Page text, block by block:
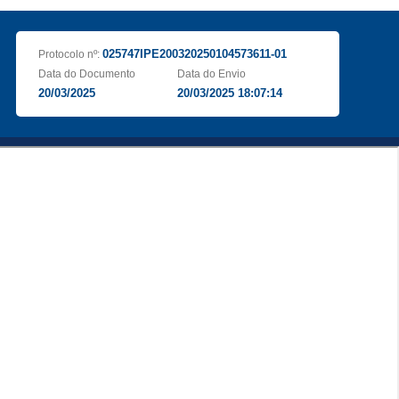
Protocolo nº: 025747IPE200320250104573611-01
Data do Documento
20/03/2025
Data do Envio
20/03/2025 18:07:14